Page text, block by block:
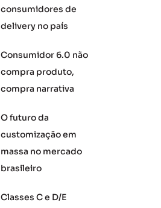
consumidores de
delivery no país
Consumidor 6.0 não
compra produto,
compra narrativa
O futuro da
customização em
massa no mercado
brasileiro
Classes C e D/E